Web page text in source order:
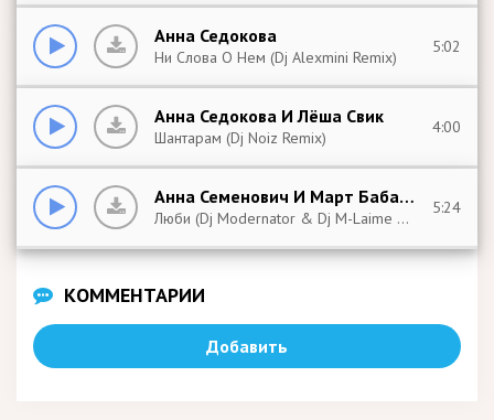
Анна Седокова
Ни Слова О Нем (Dj Alexmini Remix)
5:02
Анна Седокова И Лёша Свик
Шантарам (Dj Noiz Remix)
4:00
Анна Семенович И Март Бабаян
Люби (Dj Modernator & Dj M-Laime Feat Denis Efremov
5:24
КОММЕНТАРИИ
Добавить